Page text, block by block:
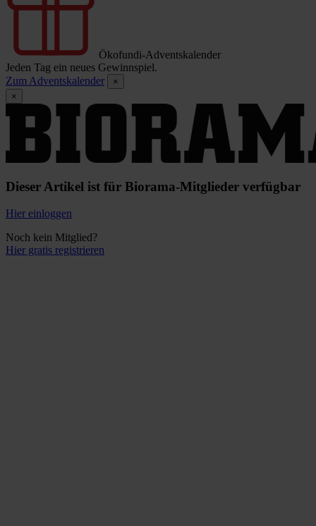
Ökofundi-Adventskalender
Jeden Tag ein neues Gewinnspiel.
Zum Adventskalender
×
×
Dieser Artikel ist für Biorama-Mitglieder verfügbar
Hier einloggen
Noch kein Mitglied?
Hier gratis registrieren